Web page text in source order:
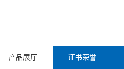
产品展厅 证书荣誉